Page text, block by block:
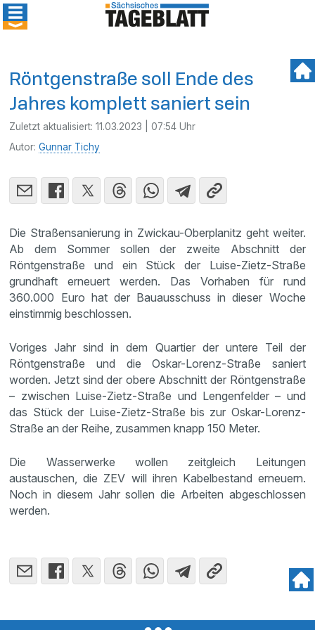
Röntgenstraße soll Ende des
Jahres komplett saniert sein
Zuletzt aktualisiert:11.03.2023 | 07:54 Uhr
Autor:Gunnar Tichy
Die Straßensanierung in Zwickau-Oberplanitz geht weiter.
Ab dem Sommer sollen der zweite Abschnitt der
Röntgenstraße und ein Stück der Luise-Zietz-Straße
grundhaft erneuert werden. Das Vorhaben für rund
360.000 Euro hat der Bauausschuss in dieser Woche
einstimmig beschlossen.
Voriges Jahr sind in dem Quartier der untere Teil der
Röntgenstraße und die Oskar-Lorenz-Straße saniert
worden. Jetzt sind der obere Abschnitt der Röntgenstraße
– zwischen Luise-Zietz-Straße und Lengenfelder – und
das Stück der Luise-Zietz-Straße bis zur Oskar-Lorenz-
Straße an der Reihe, zusammen knapp 150 Meter.
Die Wasserwerke wollen zeitgleich Leitungen
austauschen, die ZEV will ihren Kabelbestand erneuern.
Noch in diesem Jahr sollen die Arbeiten abgeschlossen
werden.